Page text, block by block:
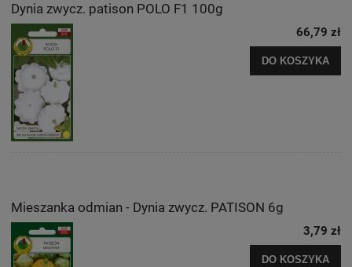
Dynia zwycz. patison POLO F1 100g
66,79 zł
DO KOSZYKA
Mieszanka odmian - Dynia zwycz. PATISON 6g
3,79 zł
DO KOSZYKA